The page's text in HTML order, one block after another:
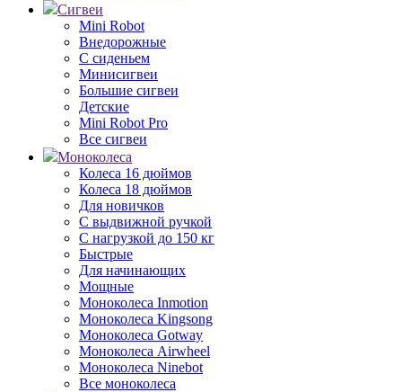
Сигвеи
Mini Robot
Внедорожные
С сиденьем
Минисигвеи
Большие сигвеи
Детские
Mini Robot Pro
Все сигвеи
Моноколеса
Колеса 16 дюймов
Колеса 18 дюймов
Для новичков
С выдвижной ручкой
С нагрузкой до 150 кг
Быстрые
Для начинающих
Мощные
Моноколеса Inmotion
Моноколеса Kingsong
Моноколеса Gotway
Моноколеса Airwheel
Моноколеса Ninebot
Все моноколеса